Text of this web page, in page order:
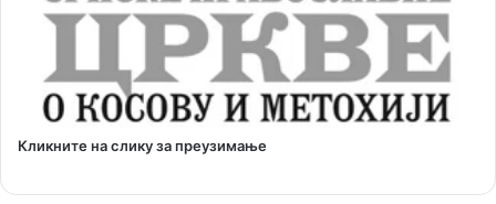
Кликните на слику за преузимање